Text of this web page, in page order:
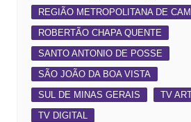
REGIÃO METROPOLITANA DE
ROBERTÃO CHAPA QUENTE
SANTO ANTONIO DE POSSE
SÃO JOÃO DA BOA VISTA
SUL DE MINAS GERAIS
TV
TV DIGITAL